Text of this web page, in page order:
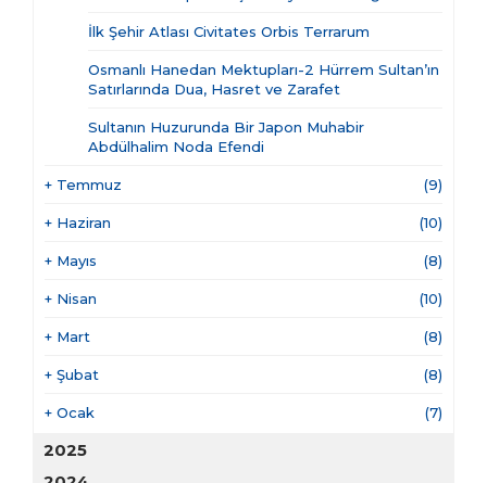
İlk Şehir Atlası Civitates Orbis Terrarum
Osmanlı Hanedan Mektupları-2 Hürrem Sultan’ın
Satırlarında Dua, Hasret ve Zarafet
Sultanın Huzurunda Bir Japon Muhabir
Abdülhalim Noda Efendi
+ Temmuz (9)
+ Haziran (10)
+ Mayıs (8)
+ Nisan (10)
+ Mart (8)
+ Şubat (8)
+ Ocak (7)
2025